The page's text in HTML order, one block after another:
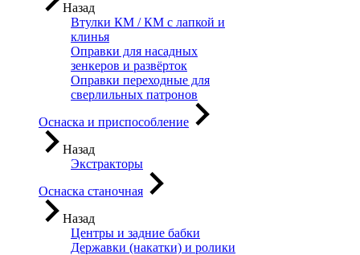
Назад
Втулки КМ / КМ с лапкой и
клинья
Оправки для насадных
зенкеров и развёрток
Оправки переходные для
сверлильных патронов
Оснаска и приспособление
Назад
Экстракторы
Оснаска станочная
Назад
Центры и задние бабки
Державки (накатки) и ролики